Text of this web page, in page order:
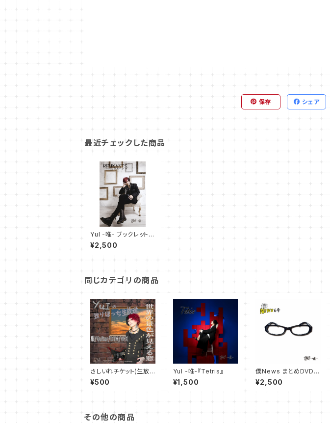
保存 シェア
最近チェックした商品
YuI -唯- ブックレット
『REMNANTS』
¥2,500
同じカテゴリの商品
さしいれチケット(生放
送) YuIの独りぼっち生
放送 87回目 7月25日
¥500
YuI -唯-『Tetris』
¥1,500
僕News まとめDVD
6号 7号
¥2,500
その他の商品